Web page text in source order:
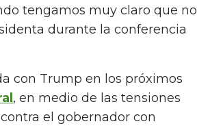
tengamos muy claro que no
durante la conferencia
con Trump en los próximos
, en medio de las tensiones
el gobernador con